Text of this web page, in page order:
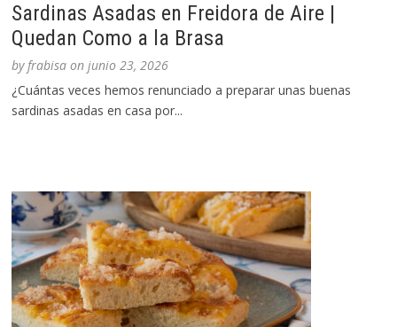
Sardinas Asadas en Freidora de Aire |
Quedan Como a la Brasa
byfrabisa onjunio 23, 2026
¿Cuántas veces hemos renunciado a preparar unas buenas
sardinas asadas en casa por...